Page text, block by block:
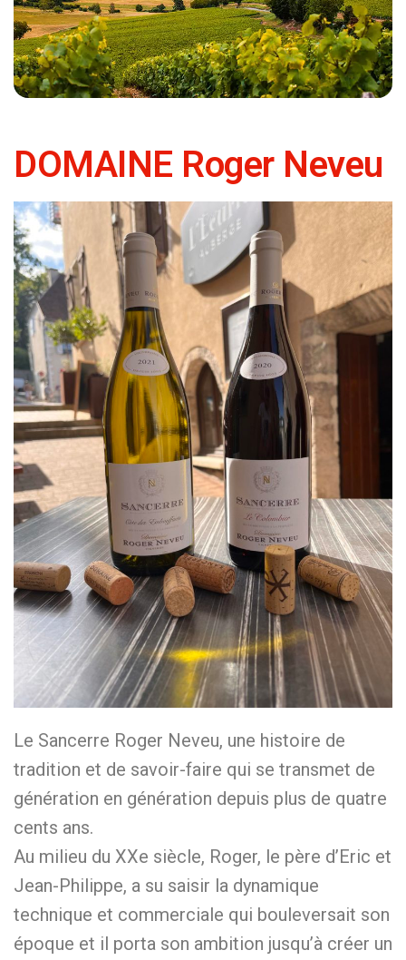
DOMAINE Roger Neveu
Le Sancerre Roger Neveu, une histoire de
tradition et de savoir-faire qui se transmet de
génération en génération depuis plus de quatre
cents ans.
Au milieu du XXe siècle, Roger, le père d’Eric et
Jean-Philippe, a su saisir la dynamique
technique et commerciale qui bouleversait son
époque et il porta son ambition jusqu’à créer un